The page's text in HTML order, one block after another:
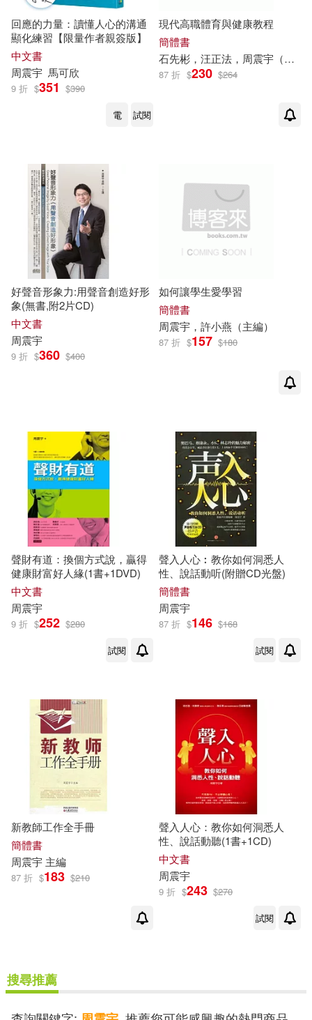
回應的力量：讀懂人心的溝通
顯化練習【限量作者親簽版】
中文書
周震宇 馬可欣
9 折 $351 $390
電
試閱
現代高職體育與健康教程
簡體書
石先彬，汪正法，周震宇 （主編）
87 折 $230 $264
好聲音形象力:用聲音創造好形
象(無書,附2片CD)
中文書
周震宇
9 折 $360 $400
如何讓學生愛學習
簡體書
周震宇 ，許小燕（主編）
87 折 $157 $180
聲財有道：換個方式說，贏得
健康財富好人緣(1書+1DVD)
中文書
周震宇
9 折 $252 $280
試閱
聲入人心︰教你如何洞悉人
性、說話動听(附贈CD光盤)
簡體書
周震宇
87 折 $146 $168
試閱
新教師工作全手冊
簡體書
周震宇 主編
87 折 $183 $210
聲入人心：教你如何洞悉人
性、說話動聽(1書+1CD)
中文書
周震宇
9 折 $243 $270
試閱
搜尋推薦